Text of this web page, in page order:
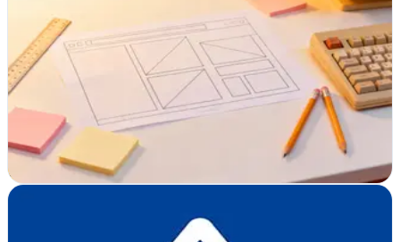
Altafulla, Tarragona
Agencia de desarrollo web y SEO en Tarragona especializada en
webs orientadas a conversión, SEO técnico, SEM, contenidos y
rendimiento.
Responde rápido
Presupuesto gratis
Pedir presupuestoVer ficha
Diseño web Lleida - ANUNCISCLAS - MAD